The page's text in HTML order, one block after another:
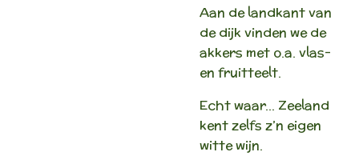
Aan de landkant van
de dijk vinden we de
akkers met o.a. vlas-
en fruitteelt.
Echt waar… Zeeland
kent zelfs z’n eigen
witte wijn.